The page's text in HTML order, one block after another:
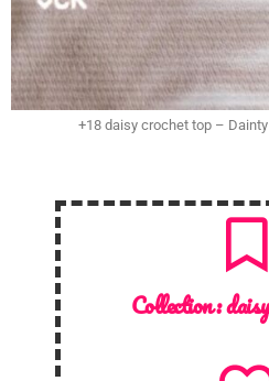
+18 daisy crochet top –
Collection :